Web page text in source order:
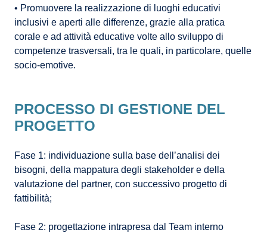
• Promuovere la realizzazione di luoghi educativi
inclusivi e aperti alle differenze, grazie alla pratica
corale e ad attività educative volte allo sviluppo di
competenze trasversali, tra le quali, in particolare, quelle
socio-emotive.
PROCESSO DI GESTIONE DEL
PROGETTO
Fase 1: individuazione sulla base dell’analisi dei
bisogni, della mappatura degli stakeholder e della
valutazione del partner, con successivo progetto di
fattibilità;
Fase 2: progettazione intrapresa dal Team interno